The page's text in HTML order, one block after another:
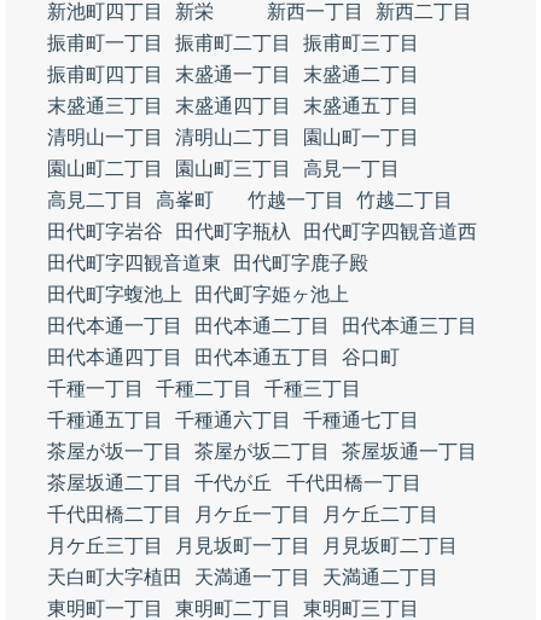
新池町四丁目
新栄 新西一丁目
新西二丁目
振甫町一丁目
振甫町二丁目
振甫町三丁目
振甫町四丁目
末盛通一丁目
末盛通二丁目
末盛通三丁目
末盛通四丁目
末盛通五丁目
清明山一丁目
清明山二丁目
園山町一丁目
園山町二丁目
園山町三丁目
高見一丁目
高見二丁目
高峯町 竹越一丁目
竹越二丁目
田代町字岩谷
田代町字瓶杁
田代町字四観音道西
田代町字四観音道東
田代町字鹿子殿
田代町字蝮池上
田代町字姫ヶ池上
田代本通一丁目
田代本通二丁目
田代本通三丁目
田代本通四丁目
田代本通五丁目
谷口町
千種一丁目
千種二丁目
千種三丁目
千種通五丁目
千種通六丁目
千種通七丁目
茶屋が坂一丁目
茶屋が坂二丁目
茶屋坂通一丁目
茶屋坂通二丁目
千代が丘
千代田橋一丁目
千代田橋二丁目
月ケ丘一丁目
月ケ丘二丁目
月ケ丘三丁目
月見坂町一丁目
月見坂町二丁目
天白町大字植田
天満通一丁目
天満通二丁目
東明町一丁目
東明町二丁目
東明町三丁目